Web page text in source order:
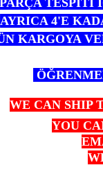
PARÇA TESPİTİ
AYRICA 4'E
KARGOYA
WE CAN SHIP
YOU